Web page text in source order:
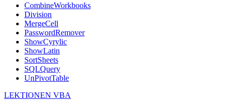
CombineWorkbooks
Division
MergeCell
PasswordRemover
ShowCyrylic
ShowLatin
SortSheets
SQLQuery
UnPivotTable
LEKTIONEN VBA